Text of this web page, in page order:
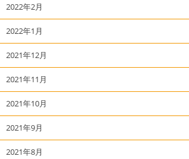
2022年2月
2022年1月
2021年12月
2021年11月
2021年10月
2021年9月
2021年8月